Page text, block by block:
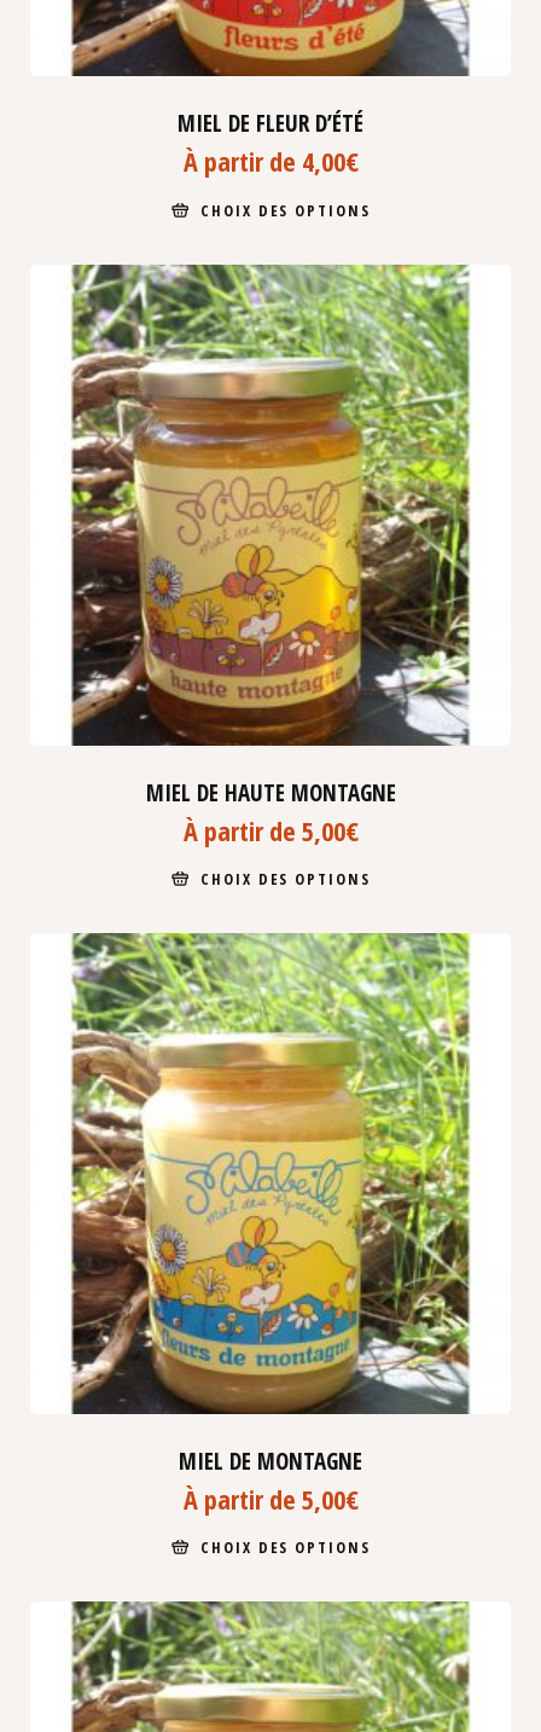
MIEL DE FLEUR D’ÉTÉ
À partir de 4,00€
CHOIX DES OPTIONS
MIEL DE HAUTE MONTAGNE
À partir de 5,00€
CHOIX DES OPTIONS
MIEL DE MONTAGNE
À partir de 5,00€
CHOIX DES OPTIONS